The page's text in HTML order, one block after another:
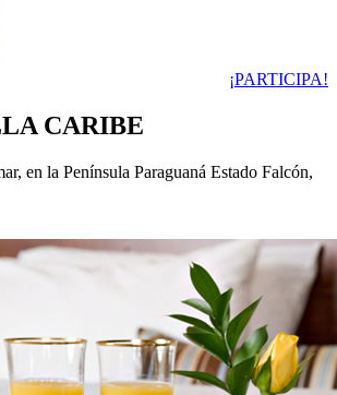
¡PARTICIPA!
CARIBE
en la Península Paraguaná Estado Falcón,